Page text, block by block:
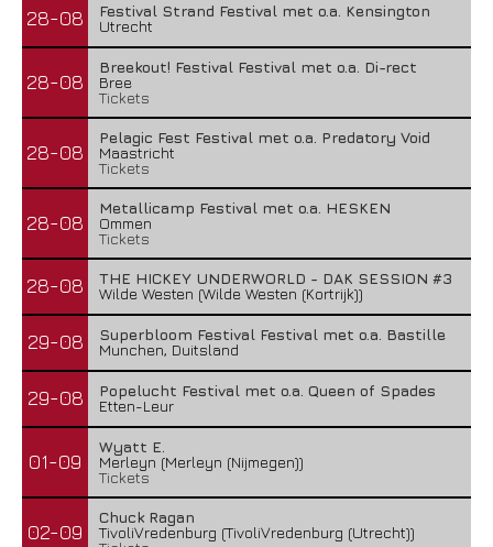
28-08
Festival Strand Festival met o.a. Kensington
Utrecht
28-08
Breekout! Festival Festival met o.a. Di-rect
Bree
Tickets
28-08
Pelagic Fest Festival met o.a. Predatory Void
Maastricht
Tickets
28-08
Metallicamp Festival met o.a. HESKEN
Ommen
Tickets
28-08
THE HICKEY UNDERWORLD - DAK SESSION #3
Wilde Westen (Wilde Westen (Kortrijk))
29-08
Superbloom Festival Festival met o.a. Bastille
Munchen, Duitsland
29-08
Popelucht Festival met o.a. Queen of Spades
Etten-Leur
01-09
Wyatt E.
Merleyn (Merleyn (Nijmegen))
Tickets
02-09
Chuck Ragan
TivoliVredenburg (TivoliVredenburg (Utrecht))